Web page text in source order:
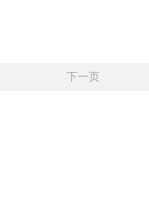
下一页